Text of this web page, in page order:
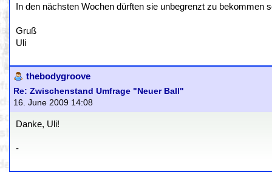
In den nächsten Wochen dürften sie unbegrenzt zu bekommen
Gruß
Uli
thebodygroove
Re: Zwischenstand Umfrage "Neuer Ball"
16. June 2009 14:08
Danke, Uli!
-